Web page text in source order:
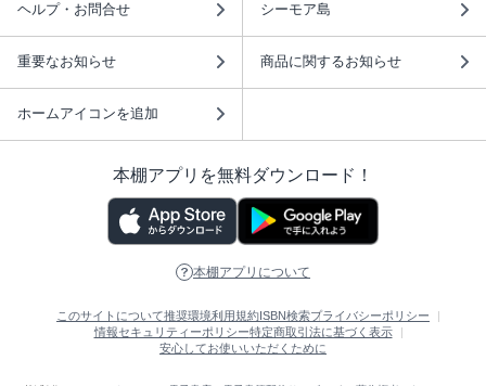
ヘルプ・お問合せ シーモア島
重要なお知らせ 商品に関するお知らせ
ホームアイコンを追加
本棚アプリを無料ダウンロード！
本棚アプリについて
このサイトについて推奨環境利用規約 ISBN検索プライバシーポリシー
情報セキュリティーポリシー特定商取引法に基づく表示
安心してお使いいただくために